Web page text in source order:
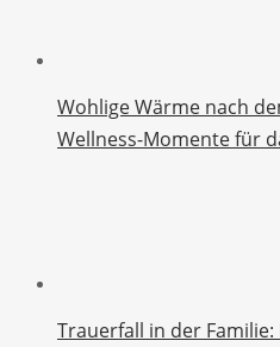
Wohlige Wärme nach
Wellness-Momente für
Trauerfall in der